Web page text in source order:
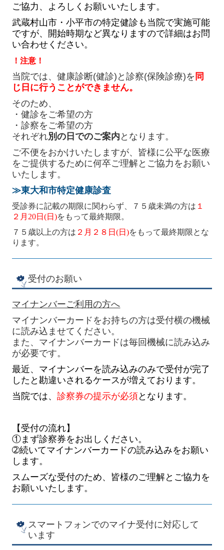
ご協力、よろしくお願いいたします。
武蔵村山市・小平市の特定健診も当院で実施可能
ですが、開始時期など異なりますので詳細はお問
い合わせください。
！注意！
当院では、健康診断(健診)と診察(保険診療)を 同
じ日に行うことができません。
そのため、
・健診をご希望の方
・診察をご希望の方
それぞれ別の日でのご案内 となります。
ご不便をおかけいたしますが、皆様に公平な医療
をご提供するために何卒ご理解とご協力をお願い
いたします。
≫東大和市特定健康診査
受診券に記載の期限に関わらず、 ７５歳未満の方は １
２月 20日(日)をもって最終期限。
７５歳以上の方は ２月２８日(日)をもって最終期限とな
ります。
受付のお願い
マイナンバーご利用の方へ
マイナンバーカードをお持ちの方は受付横の機械
に読み込ませてください。
また、マイナンバーカードは毎回機械に読み込み
が必要です。
最近、マイナンバーを読み込みのみで受付が完了
したと勘違いされるケースが増えております。
当院では、診察券の提示が必須となります。
【受付の流れ】
①まず診察券をお出しください。
➁続いてマイナンバーカードの読み込みをお願い
します。
スムーズな受付のため、皆様のご理解とご協力を
お願いいたします。
スマートフォンでのマイナ受付に対応して
います